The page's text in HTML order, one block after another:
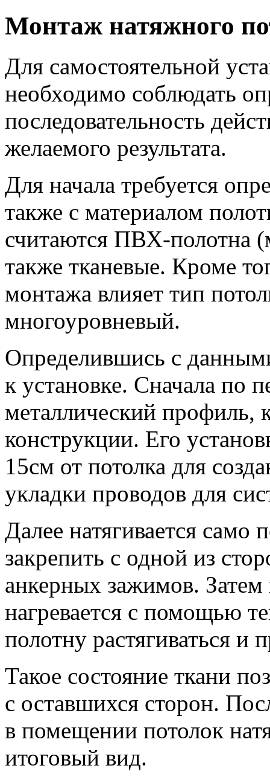
Монтаж натяжного
Для самостоятельной
необходимо соблюдать
последовательность
желаемого результата.
Для начала требуется
также с материалом
считаются ПВХ-полотна
также тканевые. Кроме
монтажа влияет тип
многоуровневый.
Определившись с
к установке. Сначала по
металлический профиль,
конструкции. Его
15см от потолка для
укладки проводов для
Далее натягивается само
закрепить с одной из
анкерных зажимов.
нагревается с помощью
полотну растягиваться и
Такое состояние ткани
с оставшихся сторон.
в помещении потолок
итоговый вид.